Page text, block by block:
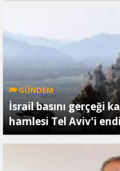
GÜNDEM
İsrail basını gerçeği
hamlesi Tel Aviv'i